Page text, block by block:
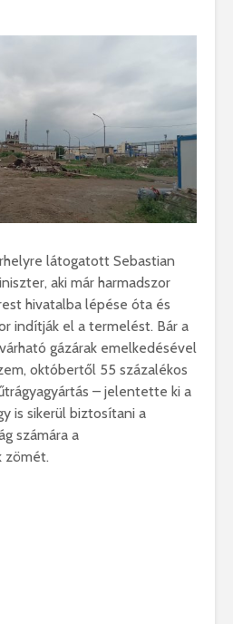
látogatott Sebastian
aki már harmadszor
hivatalba lépése óta és
indítják el a termelést. Bár a
gázárak emelkedésével
októbertől 55 százalékos
– jelentette ki a
is sikerül biztosítani a
számára a
zömét.